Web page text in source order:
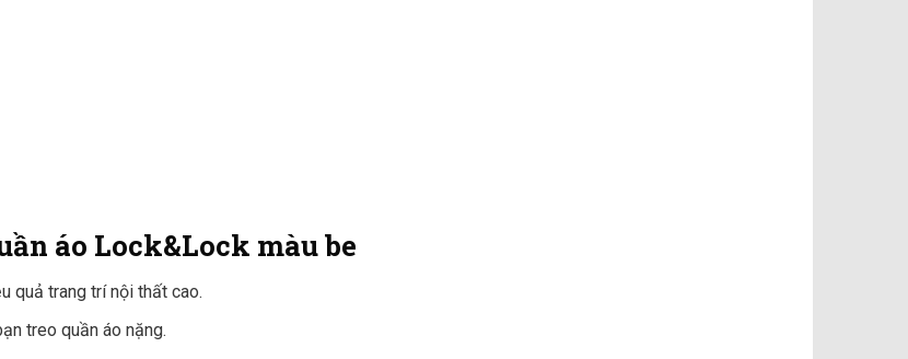
áo Lock&Lock màu be
quả trang trí nội thất cao.
treo quần áo nặng.